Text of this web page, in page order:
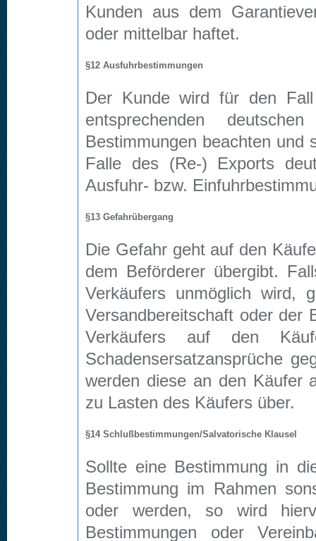
Kunden aus dem
oder mittelbar haftet.
§12 Ausfuhrbestimmungen
Der Kunde wird für den
entsprechenden
Bestimmungen beachten und
Falle des (Re-) Exports
Ausfuhr- bzw.
§13 Gefahrübergang
Die Gefahr geht auf den
dem Beförderer übergibt.
Verkäufers unmöglich wird,
Versandbereitschaft oder der
Verkäufers auf den
Schadensersatzansprüche
werden diese an den Käufer
zu Lasten des Käufers über.
§14 Schlußbestimmungen/Salvatorische Klausel
Sollte eine Bestimmung in
Bestimmung im Rahmen
oder werden, so wird
Bestimmungen oder